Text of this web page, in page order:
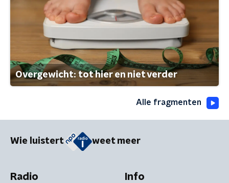
Overgewicht: tot hier en niet verder
Alle fragmenten
Wie luistert weet meer
Radio Info